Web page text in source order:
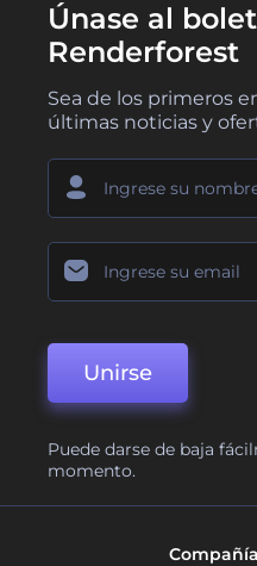
Únase al
Renderforest
Sea de los primeros
últimas noticias y
Unirse
Puede darse de baja
momento.
Compañía